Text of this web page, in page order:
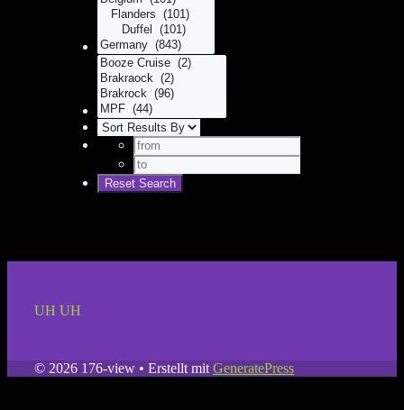
UH UH
© 2026 176-view • Erstellt mit GeneratePress